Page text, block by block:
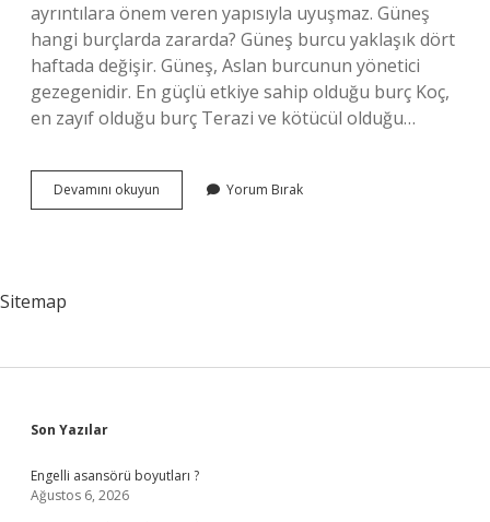
ayrıntılara önem veren yapısıyla uyuşmaz. Güneş
hangi burçlarda zararda? Güneş burcu yaklaşık dört
haftada değişir. Güneş, Aslan burcunun yönetici
gezegenidir. En güçlü etkiye sahip olduğu burç Koç,
en zayıf olduğu burç Terazi ve kötücül olduğu…
Devamını okuyun Astrolojide
Zararda
Yorum Bırak
Sitemap
Sidebar
Son Yazılar
Engelli asansörü boyutları ?
Ağustos 6, 2026